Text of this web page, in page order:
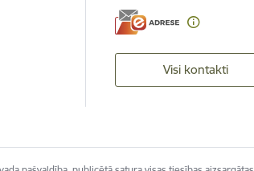
Visi kontakti